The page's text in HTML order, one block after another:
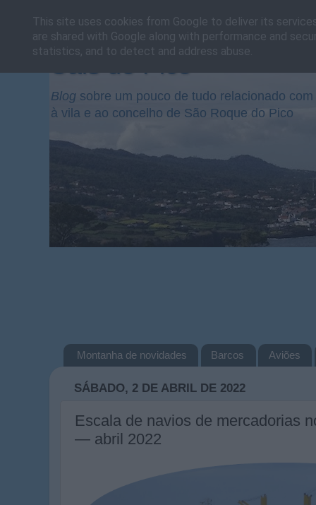
Cais do Pico
Blog sobre um pouco de tudo relacionado
à vila e ao concelho de São Roque do Pico
Montanha de novidades Barcos Aviões
SÁBADO, 2 DE ABRIL DE 2022
Escala de navios de mercadorias
— abril 2022
This site uses cookies from Google to deliver its
are shared with Google along with performance and
statistics, and to detect and address abuse.